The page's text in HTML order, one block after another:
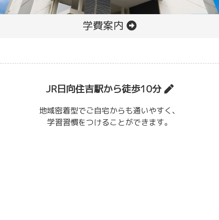
学費案内
JR日向住吉駅から徒歩10分
地域密着型でご自宅からも通いやすく、
学習習慣をつけることができます。